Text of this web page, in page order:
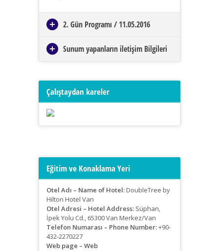
2. Gün Programı / 11.05.2016
Sunum yapanların iletişim Bilgileri
Çalıştaydan kareler
Eğitim ve Konaklama Yeri
Otel Adı – Name of Hotel:DoubleTree by
Hilton Hotel Van
Otel Adresi – Hotel Address: Süphan,
İpek Yolu Cd., 65300 Van Merkez/Van
Telefon Numarası – Phone Number:+90-
432-2270227
Web page – Web